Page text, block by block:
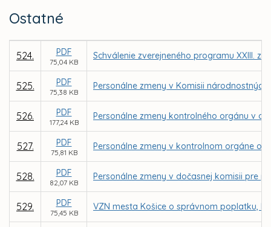
Ostatné
524. PDF
75,04 KB
Schválenie zverejneného programu XXIII.
525. PDF
75,38 KB
Personálne zmeny v Komisii národnostných
526. PDF
177,24 KB
Personálne zmeny kontrolného orgánu v
527. PDF
75,81 KB
Personálne zmeny v kontrolnom orgáne
528. PDF
82,07 KB
Personálne zmeny v dočasnej komisii pre
529. PDF
75,45 KB
VZN mesta Košice o správnom poplatku,